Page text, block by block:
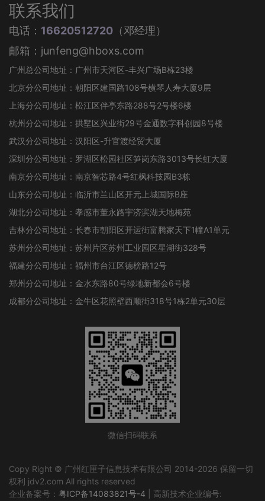
联系我们
电话： 16620512720 （邓经理）
邮箱：junfeng@hboxs.com
广州总公司地址：广州市天河区-丰兴广场B栋23楼
北京分公司地址：朝阳区建国路108号横琴人寿大厦9层
上海分公司地址：松江区伴亭东路288号2号楼6楼
杭州分公司地址：拱墅区兴业街29号金通数字科创园8号楼
武汉分公司地址：汉阳区-升官渡经贸大厦
深圳分公司地址：罗湖区松园社区笋岗东路3013号长虹大厦
南京分公司地址：南京智芯路4号红枫科技园B3栋
山东分公司地址：临沂市兰山区开元上城国际B座
湖北分公司地址：孝感市董永路宇济滨湖天地梅苑
吉林分公司地址：长春市朝阳区开运街富腾家天下1幢A1单元
苏州分公司地址：苏州片区苏州工业园区星湖街328号
福建分公司地址：福州市台江区德榜路12号
郑州分公司地址：金水东路80号绿地新都会6号楼
成都分公司地址：金牛区花照壁西顺街318号1栋2单元30层
微信扫码联系
Copy Right © 广州红匣子信息技术有限公司 2014-2026 保留一切
权利 jdv2.com All rights reserved
企业备案号： 粤ICP备14083821号-4 | 高新技术企业编号: